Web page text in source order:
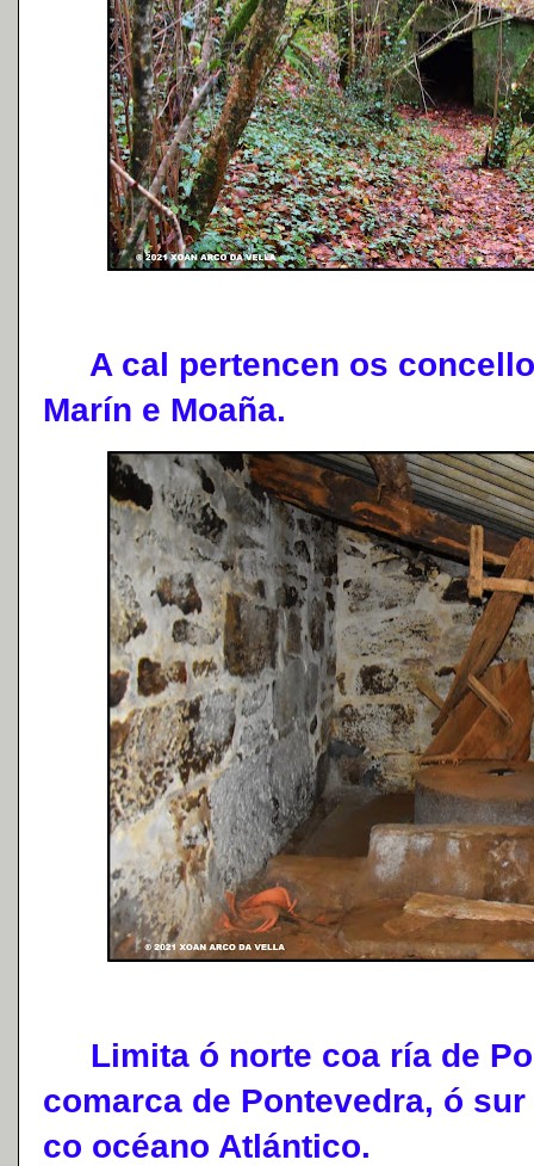
A cal pertencen os
Marín e Moaña.
Limita ó norte coa ría de
comarca de Pontevedra, ó
co océano Atlántico.